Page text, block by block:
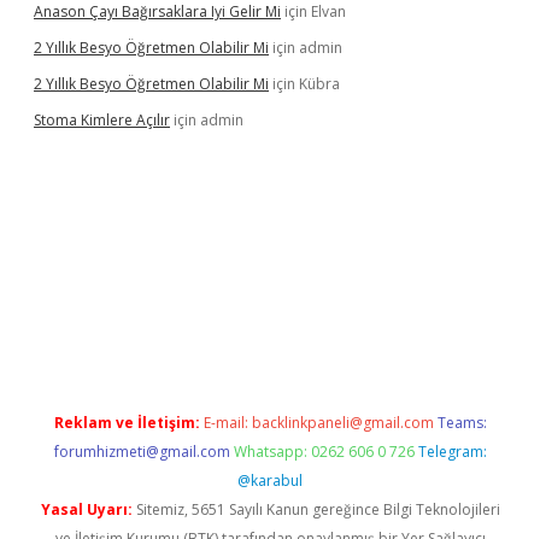
Anason Çayı Bağırsaklara Iyi Gelir Mi için Elvan
2 Yıllık Besyo Öğretmen Olabilir Mi için admin
2 Yıllık Besyo Öğretmen Olabilir Mi için Kübra
Stoma Kimlere Açılır için admin
Reklam ve İletişim: E-mail: backlinkpaneli@gmail.com Teams:
forumhizmeti@gmail.com Whatsapp: 0262 606 0 726 Telegram:
@karabul
Yasal Uyarı: Sitemiz, 5651 Sayılı Kanun gereğince Bilgi Teknolojileri